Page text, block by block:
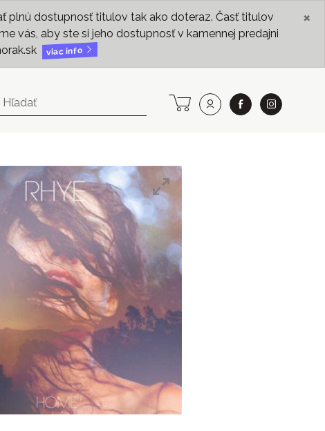
plnú dostupnosť titulov tak ako doteraz. Časť titulov
vás, aby ste si jeho dostupnosť v kamennej predajni
viac info
×